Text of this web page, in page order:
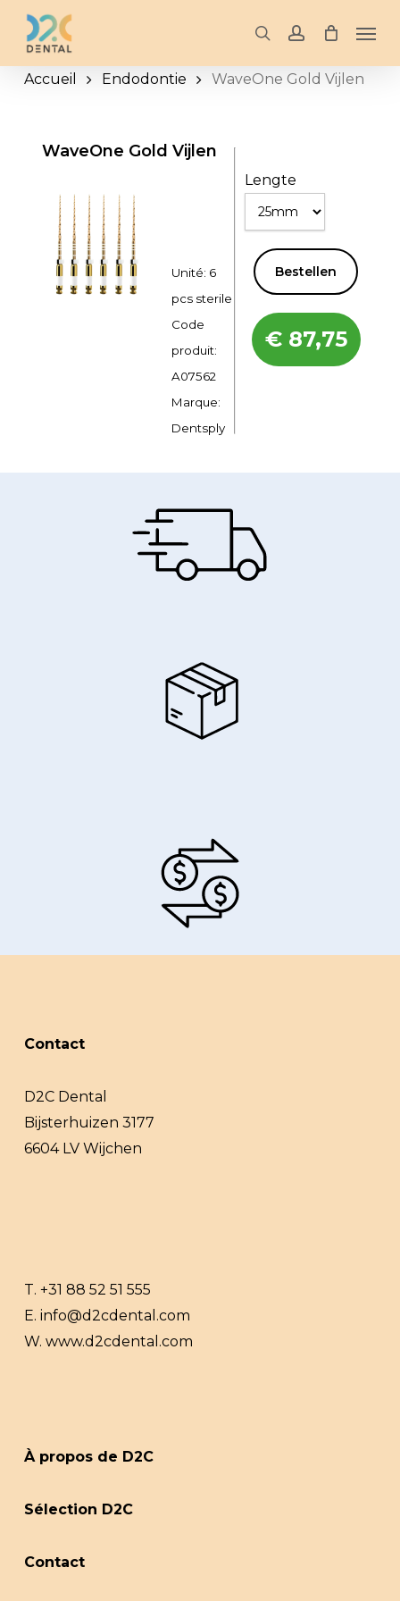
Skip
main
content
searchaccount
Accueil Endodontie WaveOne Gold Vijlen
WaveOne Gold Vijlen
Unité: 6
pcs sterile
Code
produit:
A07562
Marque:
Dentsply
Lengte
Bestellen
€87,75
Contact
D2C Dental
Bijsterhuizen 3177
6604 LV Wijchen
T. +31 88 52 51 555
E. info@d2cdental.com
W. www.d2cdental.com
À propos de D2C
Sélection D2C
Contact